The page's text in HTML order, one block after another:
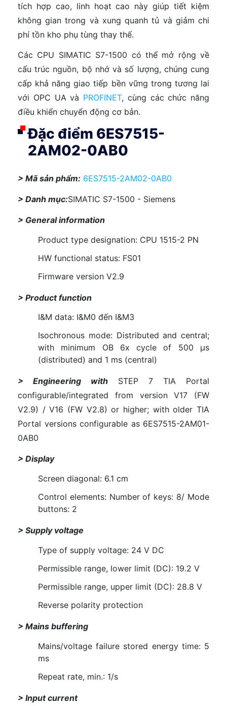
tích hợp cao, linh hoạt cao này giúp tiết kiệm
không gian trong và xung quanh tủ và giảm chi
phí tồn kho phụ tùng thay thế.
Các CPU SIMATIC S7-1500 có thể mở rộng về
cấu trúc nguồn, bộ nhớ và số lượng, chúng cung
cấp khả năng giao tiếp bền vững trong tương lai
với OPC UA và PROFINET, cùng các chức năng
điều khiển chuyển động cơ bản.
Đặc điểm 6ES7515-
2AM02-0AB0
> Mã sản phẩm: 6ES7515-2AM02-0AB0
> Danh mục:SIMATIC S7-1500 - Siemens
> General information
Product type designation: CPU 1515-2 PN
HW functional status: FS01
Firmware version V2.9
> Product function
I&M data: I&M0 đến I&M3
Isochronous mode: Distributed and central;
with minimum OB 6x cycle of 500 µs
(distributed) and 1 ms (central)
> Engineering with STEP 7 TIA Portal
configurable/integrated from version V17 (FW
V2.9) / V16 (FW V2.8) or higher; with older TIA
Portal versions configurable as 6ES7515-2AM01-
0AB0
> Display
Screen diagonal: 6.1 cm
Control elements: Number of keys: 8/ Mode
buttons: 2
> Supply voltage
Type of supply voltage: 24 V DC
Permissible range, lower limit (DC): 19.2 V
Permissible range, upper limit (DC): 28.8 V
Reverse polarity protection
> Mains buffering
Mains/voltage failure stored energy time: 5
ms
Repeat rate, min.: 1/s
> Input current